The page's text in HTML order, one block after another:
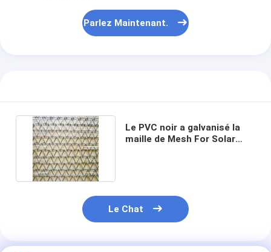
Parlez Maintenant.
Le PVC noir a galvanisé la
maille de Mesh For Solar
Le Chat